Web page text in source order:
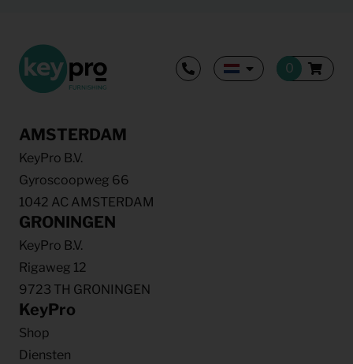
AMSTERDAM
KeyPro B.V.
Gyroscoopweg 66
1042 AC AMSTERDAM
GRONINGEN
KeyPro B.V.
Rigaweg 12
9723 TH GRONINGEN
KeyPro
Shop
Diensten